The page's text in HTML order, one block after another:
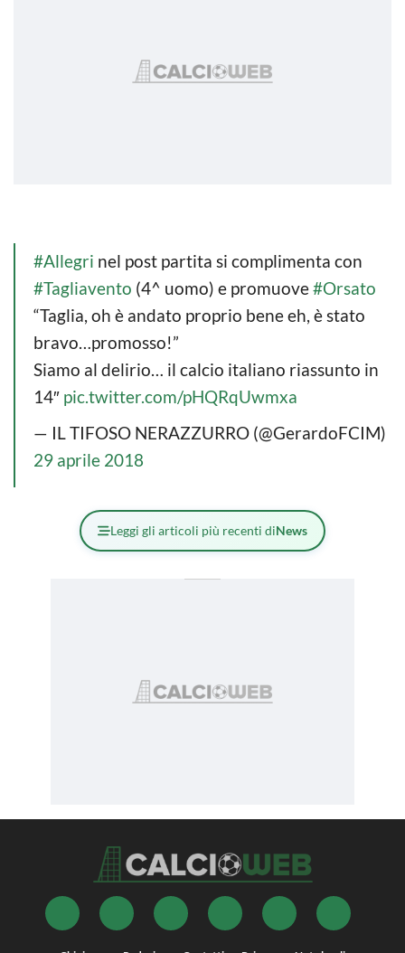
#Allegri nel post partita si complimenta con
#Tagliavento (4^ uomo) e promuove#Orsato
“Taglia, oh è andato proprio bene eh, è stato
bravo…promosso!”
Siamo al delirio… il calcio italiano riassunto in
14″ pic.twitter.com/pHQRqUwmxa
— IL TIFOSO NERAZZURRO (@GerardoFCIM)
29 aprile 2018
Leggi gli articoli più recenti diNews